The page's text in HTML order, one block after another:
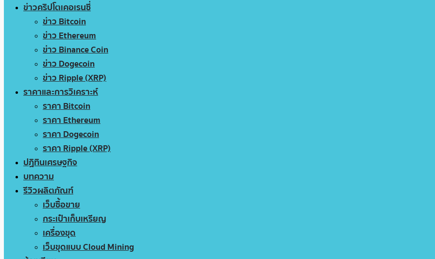
ข่าวคริปโตเคอเรนซี่
ข่าว Bitcoin
ข่าว Ethereum
ข่าว Binance Coin
ข่าว Dogecoin
ข่าว Ripple (XRP)
ราคาและการวิเคราะห์
ราคา Bitcoin
ราคา Ethereum
ราคา Dogecoin
ราคา Ripple (XRP)
ปฏิทินเศรษฐกิจ
บทความ
รีวิวผลิตภัณฑ์
เว็บซื้อขาย
กระเป๋าเก็บเหรียญ
เครื่องขุด
เว็บขุดแบบ Cloud Mining